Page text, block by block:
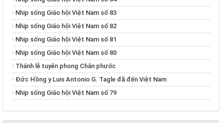
Nhịp sống Giáo hội Việt Nam số 83
Nhịp sống Giáo hội Việt Nam số 82
Nhịp sống Giáo hội Việt Nam số 81
Nhịp sống Giáo hội Việt Nam số 80
Thánh lễ tuyên phong Chân phước
Đức Hồng y Luis Antonio G. Tagle đã đến Việt Nam
Nhịp sống Giáo hội Việt Nam số 79